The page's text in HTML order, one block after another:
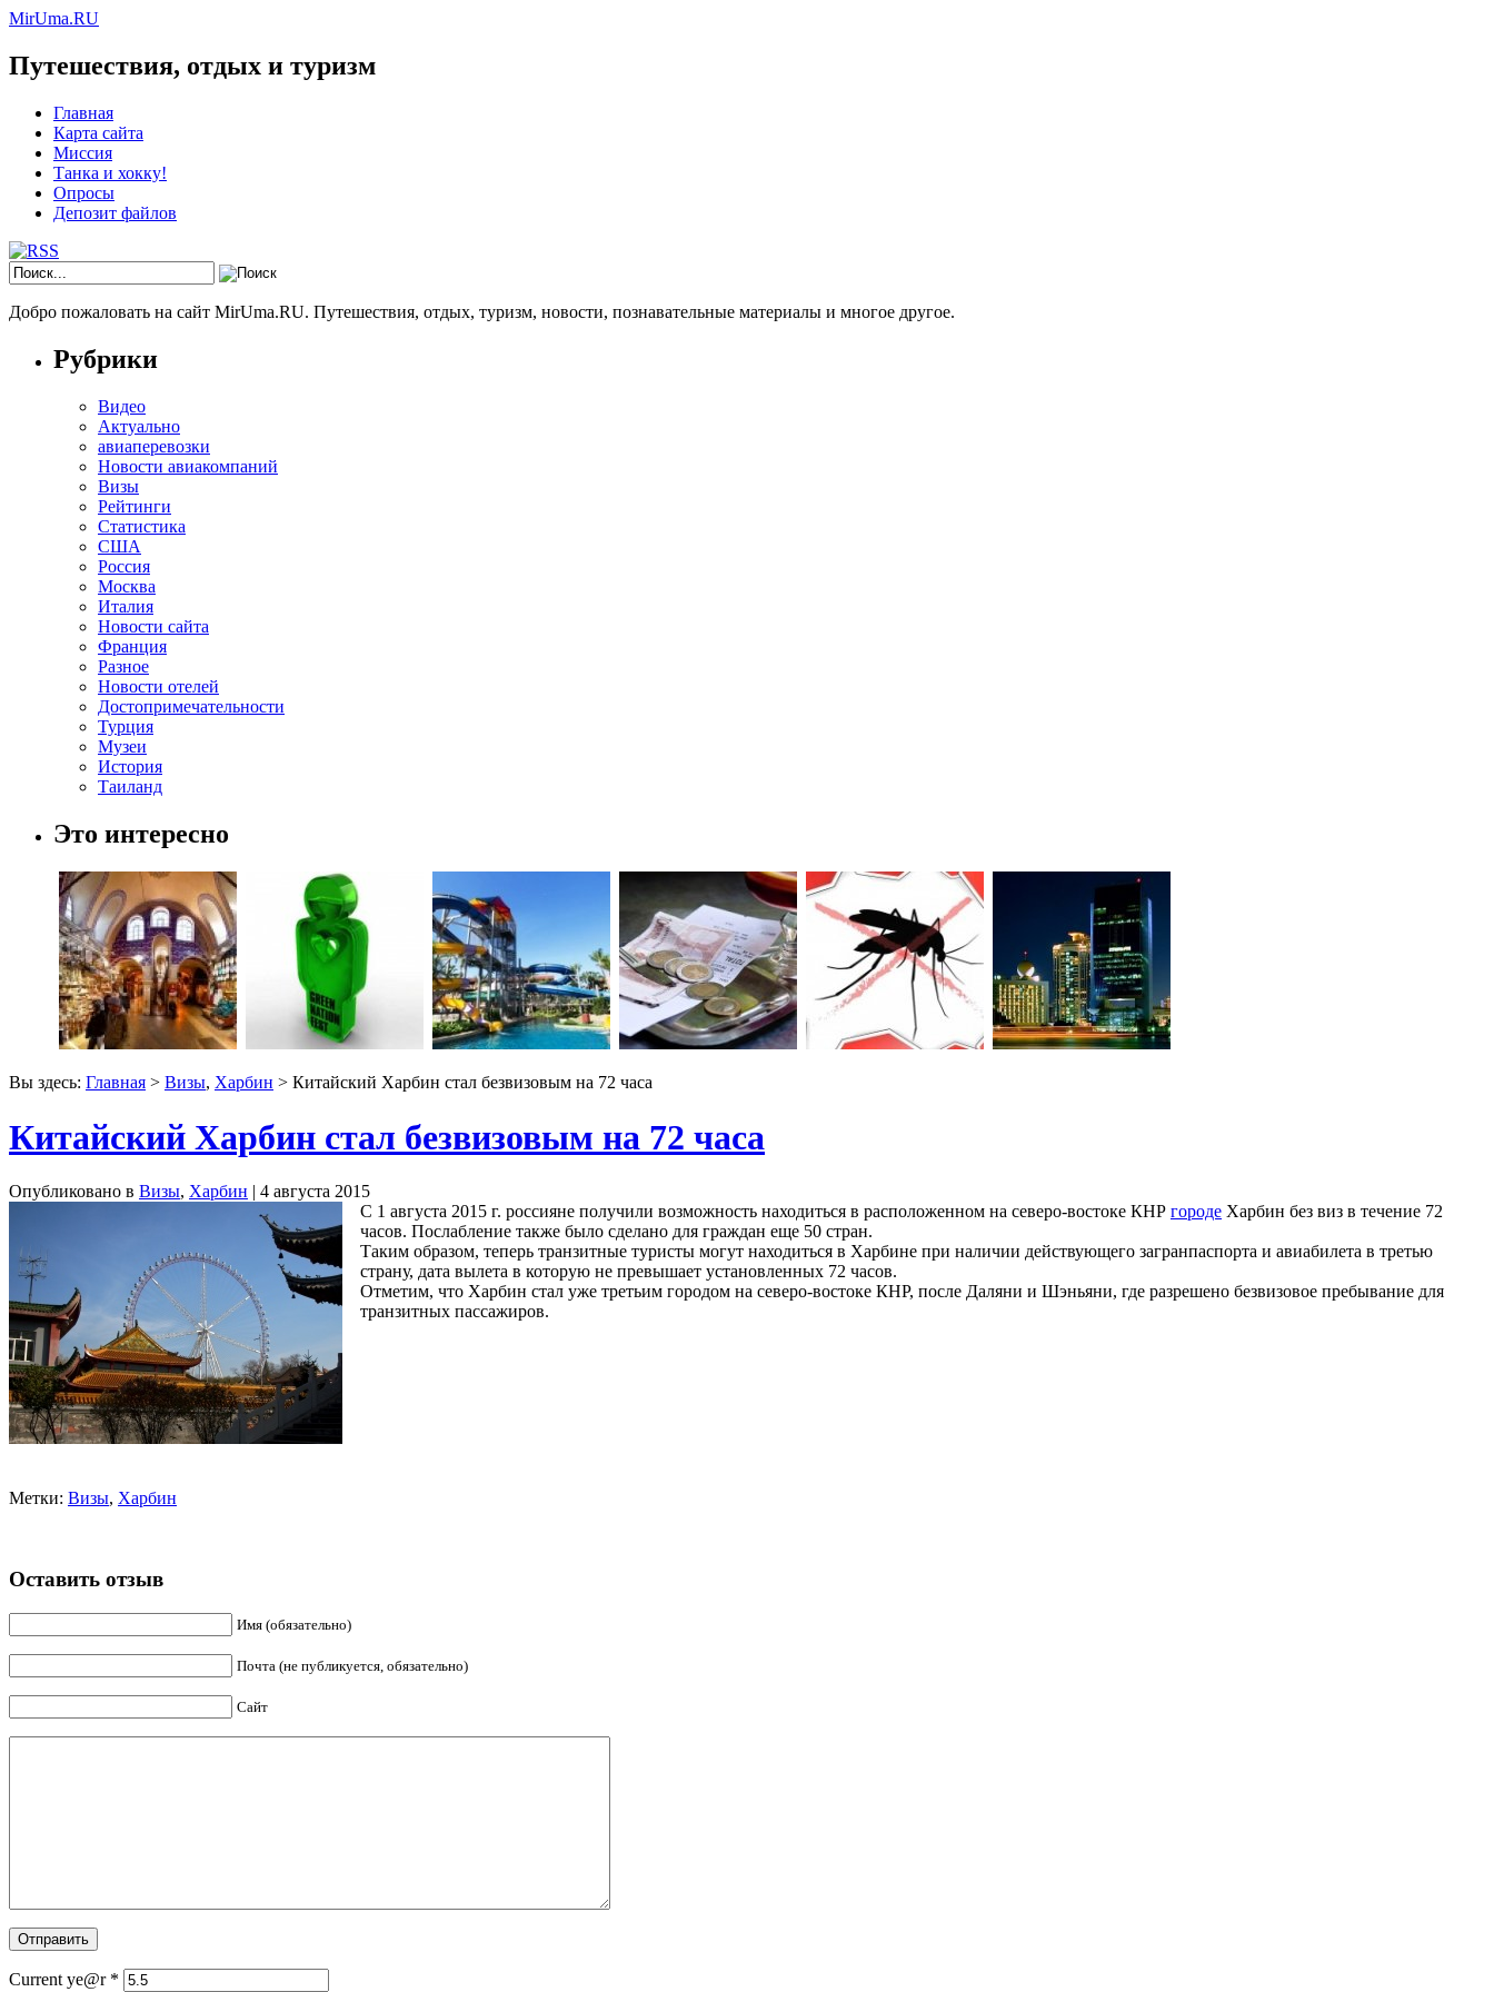
MirUma.RU
Путешествия, отдых и туризм
Главная
Карта сайта
Миссия
Танка и хокку!
Опросы
Депозит файлов
Добро пожаловать на сайт MirUma.RU. Путешествия, отдых, туризм, новости, познавательные материалы и многое другое.
Рубрики
Видео
Актуально
авиаперевозки
Новости авиакомпаний
Визы
Рейтинги
Статистика
США
Россия
Москва
Италия
Новости сайта
Франция
Разное
Новости отелей
Достопримечательности
Турция
Музеи
История
Таиланд
Это интересно
Вы здесь: Главная > Визы, Харбин > Китайский Харбин стал безвизовым на 72 часа
Китайский Харбин стал безвизовым на 72 часа
Опубликовано в Визы, Харбин | 4 августа 2015
С 1 августа 2015 г. россияне получили возможность находиться в расположенном на северо-востоке КНР городе Харбин без виз в течение 72
часов. Послабление также было сделано для граждан еще 50 стран.
Таким образом, теперь транзитные туристы могут находиться в Харбине при наличии действующего загранпаспорта и авиабилета в третью
страну, дата вылета в которую не превышает установленных 72 часов.
Отметим, что Харбин стал уже третьим городом на северо-востоке КНР, после Даляни и Шэньяни, где разрешено безвизовое пребывание для
транзитных пассажиров.
Метки: Визы, Харбин
Оставить отзыв
Имя (обязательно)
Почта (не публикуется, обязательно)
Сайт
Current ye@r *